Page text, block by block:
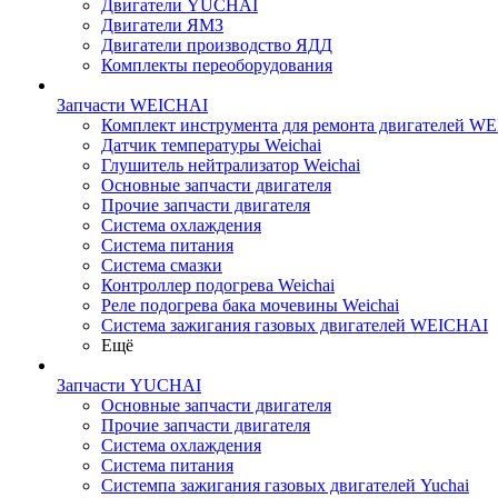
Двигатели YUCHAI
Двигатели ЯМЗ
Двигатели производство ЯДД
Комплекты переоборудования
Запчасти WEICHAI
Комплект инструмента для ремонта двигателей
Датчик температуры Weichai
Глушитель нейтрализатор Weichai
Основные запчасти двигателя
Прочие запчасти двигателя
Система охлаждения
Система питания
Система смазки
Контроллер подогрева Weichai
Реле подогрева бака мочевины Weichai
Система зажигания газовых двигателей WEICHAI
Ещё
Запчасти YUCHAI
Основные запчасти двигателя
Прочие запчасти двигателя
Система охлаждения
Система питания
Системпа зажигания газовых двигателей Yuchai